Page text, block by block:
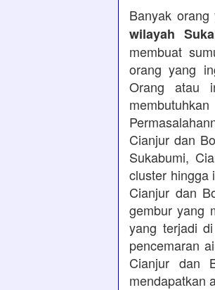
Banyak
wilayah
membuat
orang yang
Orang atau
Cianjur dan
Sukabumi,
cluster hingga
Cianjur dan
gembur yang
yang terjadi
pencemaran
Cianjur dan
mendapatkan